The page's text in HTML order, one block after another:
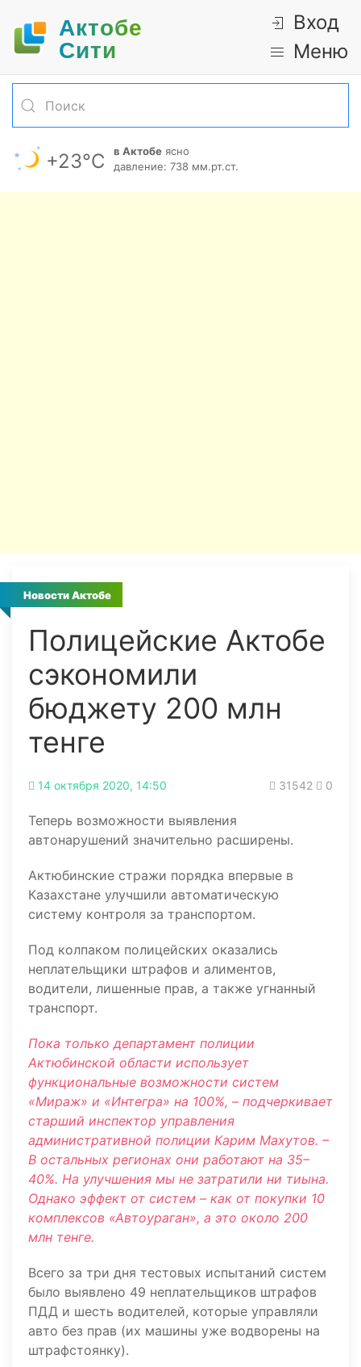
Актобе
Cити
Вход
Меню
+23°С в Актобе ясно
давление: 738 мм.рт.ст.
Новости Актобе
Полицейские Актобе
сэкономили
бюджету 200 млн
тенге
14 октября 2020, 14:50 31542 0
Теперь возможности выявления
автонарушений значительно расширены.
Актюбинские стражи порядка впервые в
Казахстане улучшили автоматическую
систему контроля за транспортом.
Под колпаком полицейских оказались
неплательщики штрафов и алиментов,
водители, лишенные прав, а также угнанный
транспорт.
Пока только департамент полиции
Актюбинской области использует
функциональные возможности систем
«Мираж» и «Интегра» на 100%, – подчеркивает
старший инспектор управления
административной полиции Карим Махутов. –
В остальных регионах они работают на 35–
40%. На улучшения мы не затратили ни тиына.
Однако эффект от систем – как от покупки 10
комплексов «Автоураган», а это около 200
млн тенге.
Всего за три дня тестовых испытаний систем
было выявлено 49 неплательщиков штрафов
ПДД и шесть водителей, которые управляли
авто без прав (их машины уже водворены на
штрафстоянку).